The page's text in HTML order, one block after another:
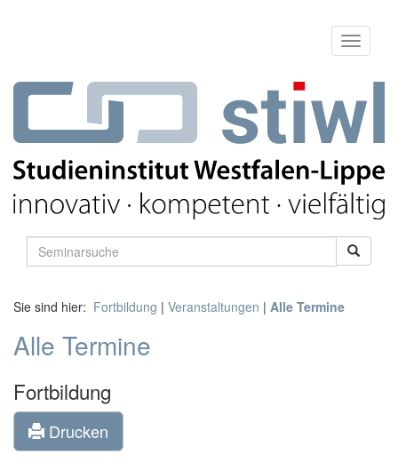
Sie sind hier: Fortbildung | Veranstaltungen | Alle Termine
Alle Termine
Fortbildung
Drucken